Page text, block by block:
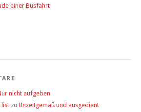
einer Busfahrt
nicht aufgeben
list zu Unzeitgemäß und ausgedient